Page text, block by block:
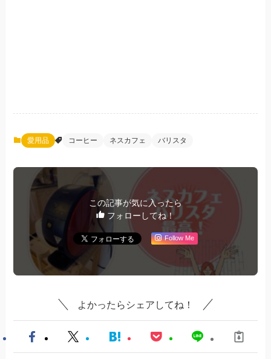
愛用品 コーヒー ネスカフェ バリスタ
この記事が気に入ったら
フォローしてね！
Follow Me
よかったらシェアしてね！